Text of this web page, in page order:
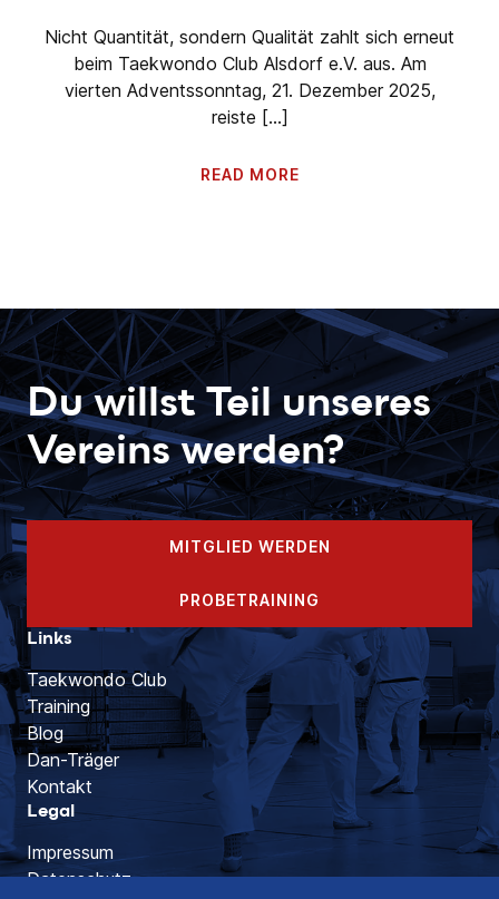
Nicht Quantität, sondern Qualität zahlt sich erneut
beim Taekwondo Club Alsdorf e.V. aus. Am
vierten Adventssonntag, 21. Dezember 2025,
reiste […]
READ MORE
Du willst Teil unseres
Vereins werden?
MITGLIED WERDEN
PROBETRAINING
Links
Taekwondo Club
Training
Blog
Dan-Träger
Kontakt
Legal
Impressum
Datenschutz